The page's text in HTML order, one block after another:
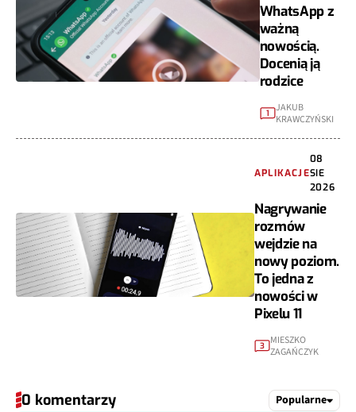
WhatsApp z
ważną
nowością.
Docenią ją
rodzice
1
JAKUB
KRAWCZYŃSKI
APLIKACJE
08
SIE
2026
Nagrywanie
rozmów
wejdzie na
nowy poziom.
To jedna z
nowości w
Pixelu 11
3 MIESZKO
ZAGAŃCZYK
0 komentarzy Popularne